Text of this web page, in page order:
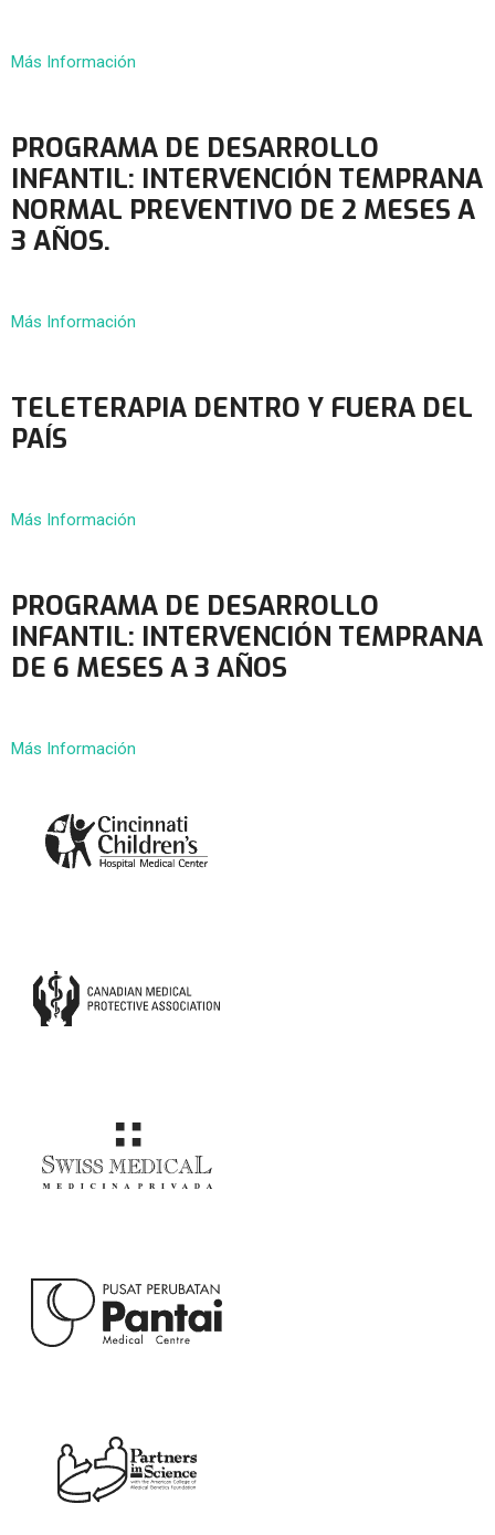
Más Información
PROGRAMA DE DESARROLLO
INFANTIL: INTERVENCIÓN TEMPRANA
NORMAL PREVENTIVO DE 2 MESES A
3 AÑOS.
Más Información
TELETERAPIA DENTRO Y FUERA DEL
PAÍS
Más Información
PROGRAMA DE DESARROLLO
INFANTIL: INTERVENCIÓN TEMPRANA
DE 6 MESES A 3 AÑOS
Más Información